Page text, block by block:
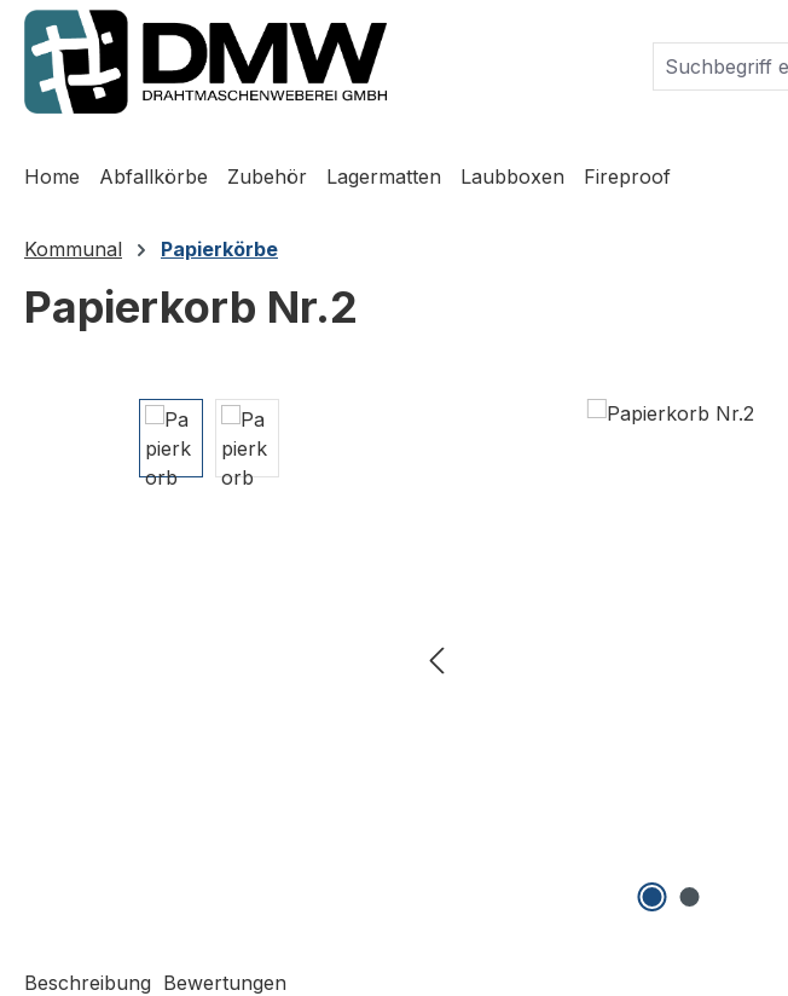
Hauptinhalt springen
Zur Suche springen
Zur Hauptnavigation springen
Home Abfallkörbe Zubehör Lagermatten Laubboxen Fireproof
Kommunal Papierkörbe
Papierkorb Nr.2
Bildergalerie überspringen
Beschreibung Bewertungen